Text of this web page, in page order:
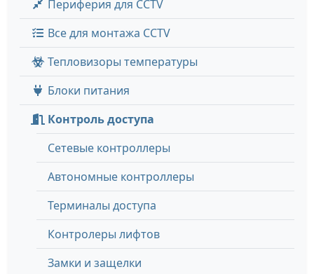
Периферия для CCTV
Все для монтажа CCTV
Тепловизоры температуры
Блоки питания
Контроль доступа
Сетевые контроллеры
Автономные контроллеры
Терминалы доступа
Контролеры лифтов
Замки и защелки